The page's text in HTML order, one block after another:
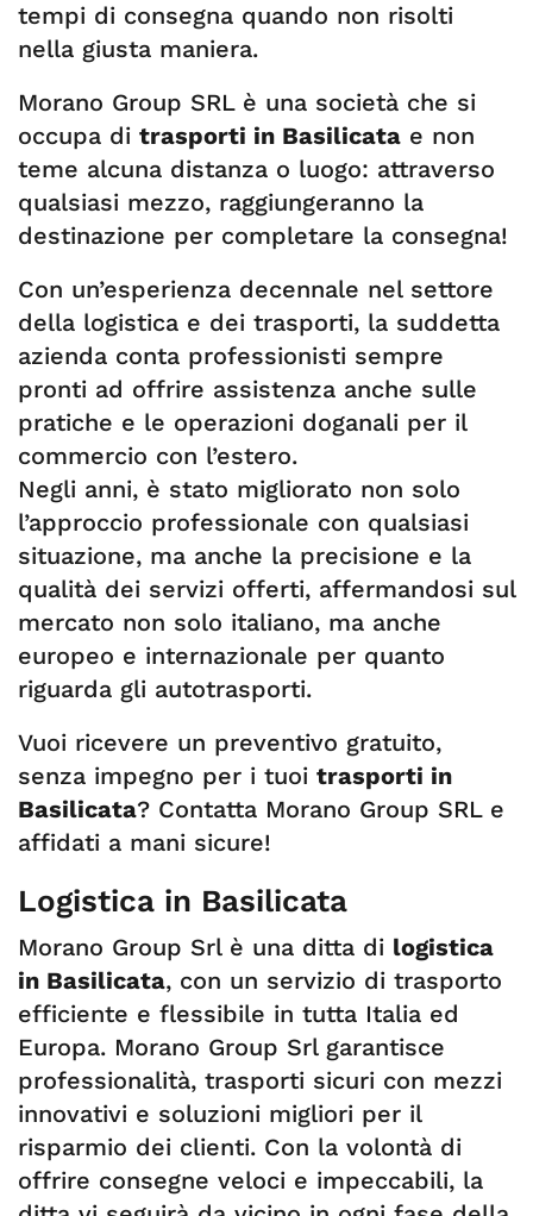
tempi di consegna quando non risolti
nella giusta maniera.
Morano Group SRL è una società che si
occupa di trasporti in Basilicata e non
teme alcuna distanza o luogo: attraverso
qualsiasi mezzo, raggiungeranno la
destinazione per completare la consegna!
Con un’esperienza decennale nel settore
della logistica e dei trasporti, la suddetta
azienda conta professionisti sempre
pronti ad offrire assistenza anche sulle
pratiche e le operazioni doganali per il
commercio con l’estero.
Negli anni, è stato migliorato non solo
l’approccio professionale con qualsiasi
situazione, ma anche la precisione e la
qualità dei servizi offerti, affermandosi sul
mercato non solo italiano, ma anche
europeo e internazionale per quanto
riguarda gli autotrasporti.
Vuoi ricevere un preventivo gratuito,
senza impegno per i tuoi trasporti in
Basilicata? Contatta Morano Group SRL e
affidati a mani sicure!
Logistica in Basilicata
Morano Group Srl è una ditta di logistica
in Basilicata, con un servizio di trasporto
efficiente e flessibile in tutta Italia ed
Europa. Morano Group Srl garantisce
professionalità, trasporti sicuri con mezzi
innovativi e soluzioni migliori per il
risparmio dei clienti. Con la volontà di
offrire consegne veloci e impeccabili, la